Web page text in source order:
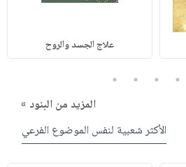
علاج الجسد والروح
2
3
4
5
المزيد من البنود »
الأكثر شعبية لنفس الموضوع الفرعي